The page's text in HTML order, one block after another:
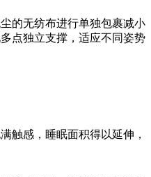
的无纺布进行单独包裹减小
点独立支撑，适应不同姿势
触感，睡眠面积得以延伸，